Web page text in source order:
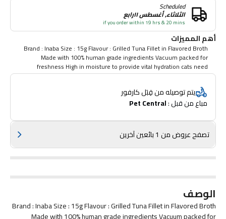
Scheduled
الثلاثاء, أغسطس ١١رابع
if you order within 19 hrs & 20 mins
أهم المميزات
Brand : Inaba Size : 15g Flavour : Grilled Tuna Fillet in Flavored Broth
Made with 100% human grade ingredients Vacuum packed for
freshness High in moisture to provide vital hydration cats need
Contains no grains, artificial preservatives or flavors Made from hand-
cut portions of responsibly harvested tuna and farm-raised chicken,
these grain free fillets are lightly grilled and packed in a savory
seafood or poultry broth. Available in eight enticing varieties, they’re
with your furry friend by feeding these tender treats by hand, or
simply place a tasty portion in a bowl. Ingredients : Tuna, Broth
(Water, Natural Tuna Flavor, Vitamin E Supplement, Green Tea Extract)
Guaranteed Analysis : Crude Protein (min) 26.50%, Crude Fat (min)
يتم توصيله من قِبَل كارفور
مباع من قبل : Pet Central
تصفح عروض من 1 بائعين آخرين
الوصف
Brand : Inaba Size : 15g Flavour : Grilled Tuna Fillet in Flavored Broth